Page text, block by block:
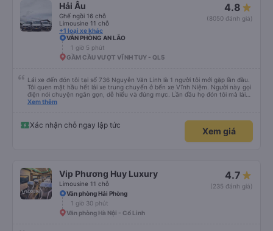
Hải Âu
Ghế ngồi 16 chỗ
Limousine 11 chỗ
+1 loại xe khác
4.8
(8050 đánh giá)
VĂN PHÒNG AN LÃO
1 giờ 5 phút
GẦM CẦU VƯỢT VĨNH TUY - QL5
Lái xe đến đón tôi tại số 736 Nguyễn Văn Linh là 1 người tôi mới gặp lần đầu.
Tôi quen mặt hầu hết lái xe trung chuyển ở bến xe Vĩnh Niệm. Người này gọi
điện nói chuyện ngắn gọn, dễ hiểu và đúng mực. Lần đầu họ đón tôi mà lái
xe chạy thẳng vào cửa đón tôi, băng qua quãng đường ngập nước dài gần
nhà chiếc chìa khoá xe mà tôi để quên trong túi và mang theo bên người. Tôi
thực sự rất ấn tượng với người lái xe này, cũng như cách đào tạo nhân viên
của Quý công ty. Đề nghị Quý công ty tuyên dương lái xe này (số điện thoại
Xem thêm
Xác nhận chỗ ngay lập tức
Xem giá
Vip Phương Huy Luxury
Limousine 11 chỗ
4.7
(235 đánh giá)
Văn phòng Hải Phòng
1 giờ 30 phút
Văn phòng Hà Nội - Cổ Linh